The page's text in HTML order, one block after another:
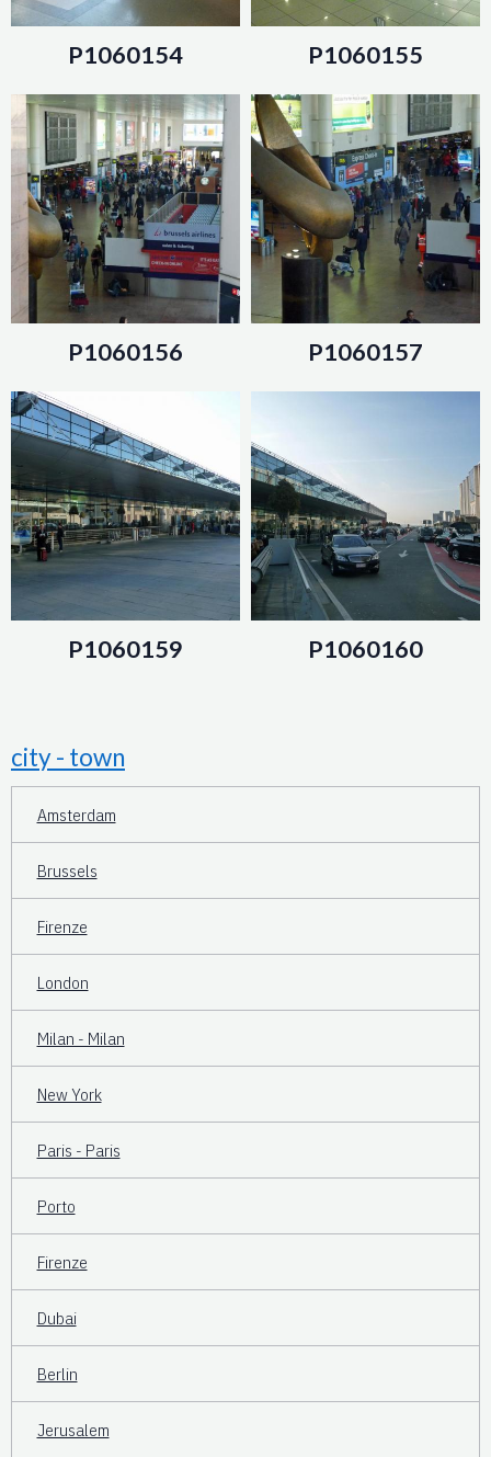
P1060154 P1060155
P1060156 P1060157
P1060159 P1060160
city - town
Amsterdam
Brussels
Firenze
London
Milan - Milan
New York
Paris - Paris
Porto
Firenze
Dubai
Berlin
Jerusalem